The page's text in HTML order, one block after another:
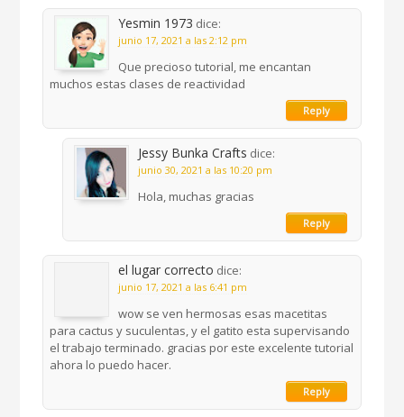
Yesmin 1973 dice:
junio 17, 2021 a las 2:12 pm
Que precioso tutorial, me encantan
muchos estas clases de reactividad
Reply
Jessy Bunka Crafts dice:
junio 30, 2021 a las 10:20 pm
Hola, muchas gracias
Reply
el lugar correcto dice:
junio 17, 2021 a las 6:41 pm
wow se ven hermosas esas macetitas
para cactus y suculentas, y el gatito esta supervisando
el trabajo terminado. gracias por este excelente tutorial
ahora lo puedo hacer.
Reply